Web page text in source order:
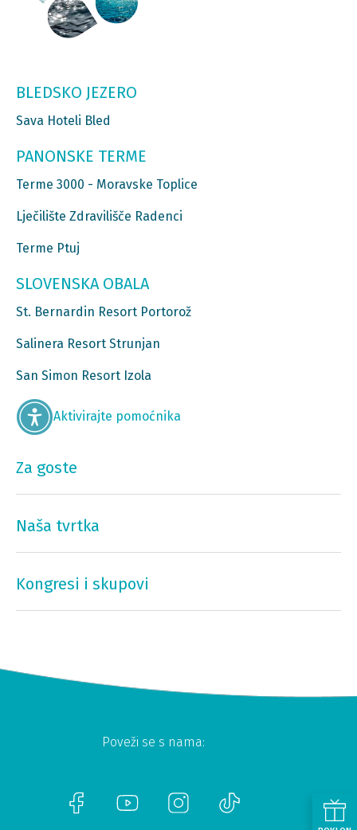
BLEDSKO JEZERO
Sava Hoteli Bled
PANONSKE TERME
Terme 3000 - Moravske Toplice
Lječilište Zdravilišče Radenci
Terme Ptuj
SLOVENSKA OBALA
St. Bernardin Resort Portorož
Salinera Resort Strunjan
San Simon Resort Izola
Aktivirajte pomoćnika
Za goste
Naša tvrtka
Kongresi i skupovi
Poveži se s nama: